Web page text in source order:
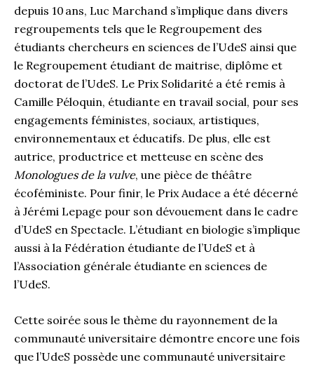
depuis 10 ans, Luc Marchand s’implique dans divers
regroupements tels que le Regroupement des
étudiants chercheurs en sciences de l’UdeS ainsi que
le Regroupement étudiant de maitrise, diplôme et
doctorat de l’UdeS. Le Prix Solidarité a été remis à
Camille Péloquin, étudiante en travail social, pour ses
engagements féministes, sociaux, artistiques,
environnementaux et éducatifs. De plus, elle est
autrice, productrice et metteuse en scène des
Monologues de la vulve, une pièce de théâtre
écoféministe. Pour finir, le Prix Audace a été décerné
à Jérémi Lepage pour son dévouement dans le cadre
d’UdeS en Spectacle. L’étudiant en biologie s’implique
aussi à la Fédération étudiante de l’UdeS et à
l’Association générale étudiante en sciences de
l’UdeS.
Cette soirée sous le thème du rayonnement de la
communauté universitaire démontre encore une fois
que l’UdeS possède une communauté universitaire